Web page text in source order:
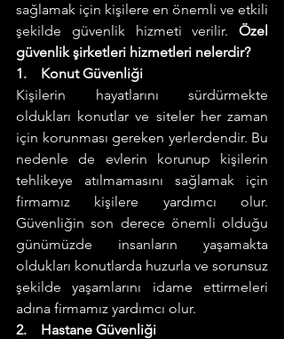
sağlamak için kişilere en önemli ve etkili
şekilde güvenlik hizmeti verilir. Özel
güvenlik şirketleri hizmetleri nelerdir?
1.    Konut Güvenliği
Kişilerin hayatlarını sürdürmekte
oldukları konutlar ve siteler her zaman
için korunması gereken yerlerdendir. Bu
nedenle de evlerin korunup kişilerin
tehlikeye atılmamasını sağlamak için
firmamız kişilere yardımcı olur.
Güvenliğin son derece önemli olduğu
günümüzde insanların yaşamakta
oldukları konutlarda huzurla ve sorunsuz
şekilde yaşamlarını idame ettirmeleri
adına firmamız yardımcı olur.
2.    Hastane Güvenliği